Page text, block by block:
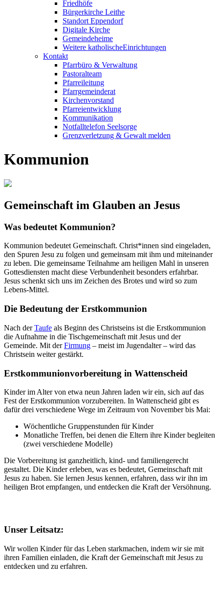
Friedhöfe
Bürgerkirche Leithe
Standort Eppendorf
Digitale Kirche
Gemeindeheime
Weitere katholische­­Einrichtungen
Kontakt
Pfarrbüro & Verwaltung
Pastoralteam
Pfarreileitung
Pfarrgemeinderat
Kirchenvorstand
Pfarreientwicklung
Kommunikation
Notfalltelefon Seelsorge
Grenzverletzung & Gewalt melden
Kommunion
Gemeinschaft im Glauben an Jesus
Was bedeutet Kommunion?
Kommunion bedeutet Gemeinschaft. Christ*innen sind eingeladen,
den Spuren Jesu zu folgen und gemeinsam mit ihm und miteinander
zu leben. Die gemeinsame Teilnahme am heiligen Mahl in unseren
Gottesdiensten macht diese Verbundenheit besonders erfahrbar.
Jesus schenkt sich uns im Zeichen des Brotes und wird so zum
Lebens-Mittel.
Die Bedeutung der Erstkommunion
Nach derTaufe als Beginn des Christseins ist die Erstkommunion
die Aufnahme in die Tischgemeinschaft mit Jesus und der
Gemeinde. Mit derFirmung – meist im Jugendalter – wird das
Christsein weiter gestärkt.
Erstkommunionvorbereitung in Wattenscheid
Kinder im Alter von etwa neun Jahren laden wir ein, sich auf das
Fest der Erstkommunion vorzubereiten. In Wattenscheid gibt es
dafür drei verschiedene Wege im Zeitraum von November bis Mai:
Wöchentliche Gruppenstunden für Kinder
Monatliche Treffen, bei denen die Eltern ihre Kinder begleiten
(zwei verschiedene Modelle)
Die Vorbereitung ist ganzheitlich, kind- und familiengerecht
gestaltet. Die Kinder erleben, was es bedeutet, Gemeinschaft mit
Jesus zu haben. Sie lernen Jesus kennen, erfahren, dass wir ihn im
heiligen Brot empfangen, und entdecken die Kraft der Versöhnung.
Unser Leitsatz:
Wir wollen Kinder für das Leben starkmachen, indem wir sie mit
ihren Familien einladen, die Kraft der Gemeinschaft mit Jesus zu
entdecken und zu erfahren.